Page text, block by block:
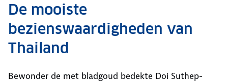
De mooiste
bezienswaardigheden van
Thailand
Bewonder de met bladgoud bedekte Doi Suthep-